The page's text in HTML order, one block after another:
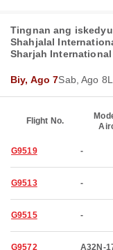
Tingnan ang
Shahjalal
Sharjah
Biy, Ago 7Sab, Ago 8
Flight No.
G9519 -
G9513 -
G9515 -
G9572 A32N-